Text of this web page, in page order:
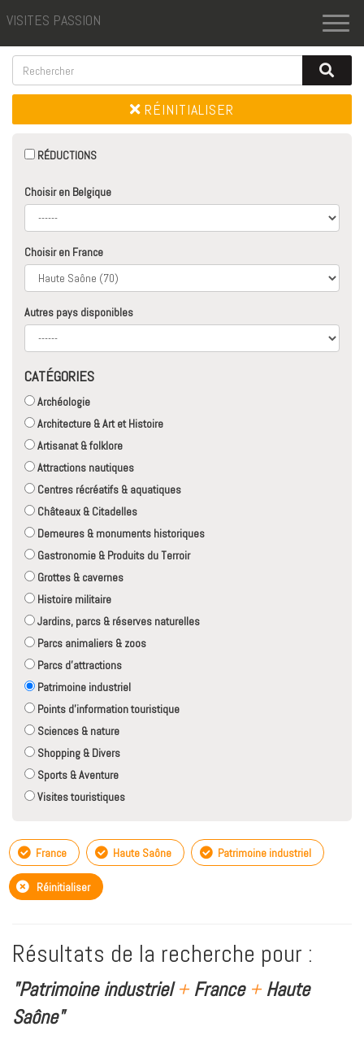
VISITES PASSION
RÉINITIALISER
RÉDUCTIONS
Choisir en Belgique
Choisir en France
Autres pays disponibles
CATÉGORIES
Archéologie
Architecture & Art et Histoire
Artisanat & folklore
Attractions nautiques
Centres récréatifs & aquatiques
Châteaux & Citadelles
Demeures & monuments historiques
Gastronomie & Produits du Terroir
Grottes & cavernes
Histoire militaire
Jardins, parcs & réserves naturelles
Parcs animaliers & zoos
Parcs d'attractions
Patrimoine industriel
Points d'information touristique
Sciences & nature
Shopping & Divers
Sports & Aventure
Visites touristiques
France Haute Saône Patrimoine industriel
Réinitialiser
Résultats de la recherche pour :
"Patrimoine industriel+France +Haute
Saône"